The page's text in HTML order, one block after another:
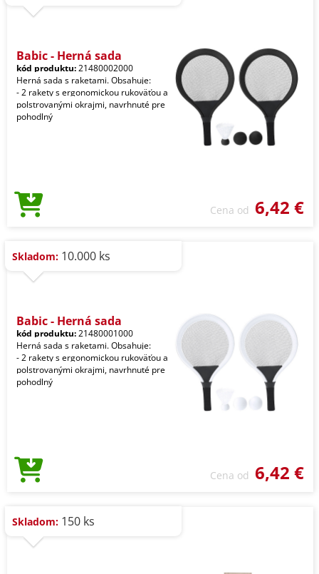
Babic - Herná sada
kód produktu:21480002000
Herná sada s raketami. Obsahuje:
- 2 rakety s ergonomickou rukoväťou a
polstrovanými okrajmi, navrhnuté pre
pohodlný
Cena od 6,42 €
Skladom: 10.000 ks
Babic - Herná sada
kód produktu:21480001000
Herná sada s raketami. Obsahuje:
- 2 rakety s ergonomickou rukoväťou a
polstrovanými okrajmi, navrhnuté pre
pohodlný
Cena od 6,42 €
Skladom: 150 ks